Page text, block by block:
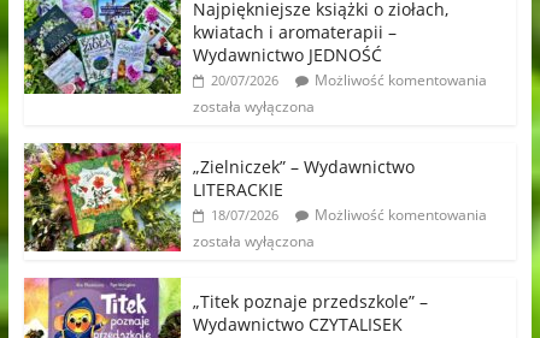
Najpiękniejsze książki o ziołach,
kwiatach i aromaterapii –
Wydawnictwo JEDNOŚĆ
20/07/2026
Możliwość komentowania
została wyłączona
„Zielniczek” – Wydawnictwo
LITERACKIE
18/07/2026
Możliwość komentowania
została wyłączona
„Titek poznaje przedszkole” –
Wydawnictwo CZYTALISEK